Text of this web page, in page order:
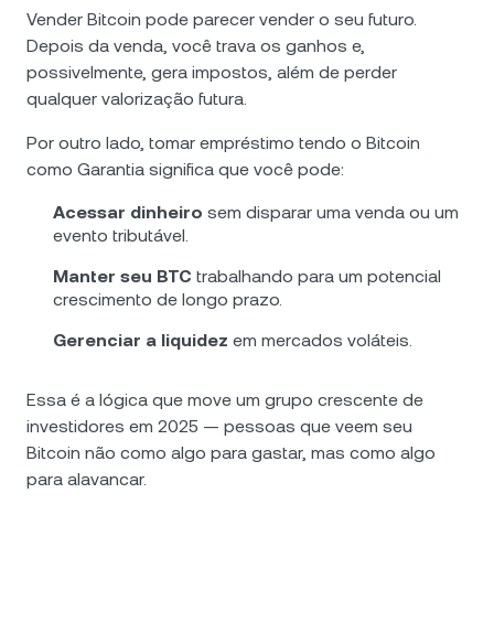
Vender Bitcoin pode parecer vender o seu futuro.
Depois da venda, você trava os ganhos e,
possivelmente, gera impostos, além de perder
qualquer valorização futura.
Por outro lado, tomar empréstimo tendo o Bitcoin
como Garantia significa que você pode:
Acessar dinheiro sem disparar uma venda ou um
evento tributável.
Manter seu BTC trabalhando para um potencial
crescimento de longo prazo.
Gerenciar a liquidez em mercados voláteis.
Essa é a lógica que move um grupo crescente de
investidores em 2025 — pessoas que veem seu
Bitcoin não como algo para gastar, mas como algo
para alavancar.